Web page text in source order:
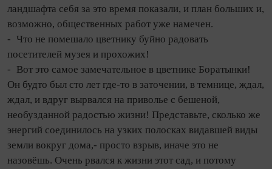
ландшафта себя за это время показали, и план больших и,
возможно, общественных работ уже намечен.
- Что не помешало цветнику буйно радовать
посетителей музея и про­хожих!
- Вот это самое замечательное в цветнике Боратынки!
Он будто был сто лет где‑то в заточении, в темнице, ждал,
ждал, и вдруг вырвался на приволье с бешеной,
необузданной радостью жизни! Представьте, сколько же
энергий соединилось на узких полосках видавшей виды
земли вокруг дома,- просто взрыв, иначе это не
назовёшь. Очень рвался к жизни этот сад, и потому